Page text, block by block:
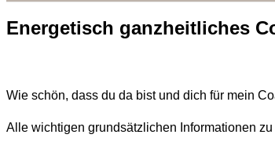
Energetisch ganzheitliches
Wie schön, dass du da bist und dich für mein
Alle wichtigen grundsätzlichen Informationen